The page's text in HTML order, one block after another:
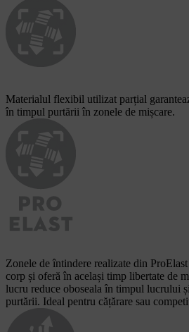
Materialul flexibil utilizat parțial
în timpul purtării în zonele de mișcare.
Zonele de întindere realizate din
corp și oferă în același timp libertate de
lucru reduce oboseala în timpul lucrului
purtării. Ideal pentru cățărare sau